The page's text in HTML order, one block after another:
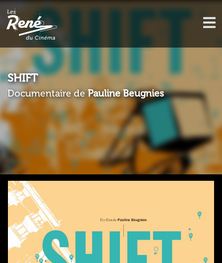
SHIFT
Documentaire dePauline Beugnies